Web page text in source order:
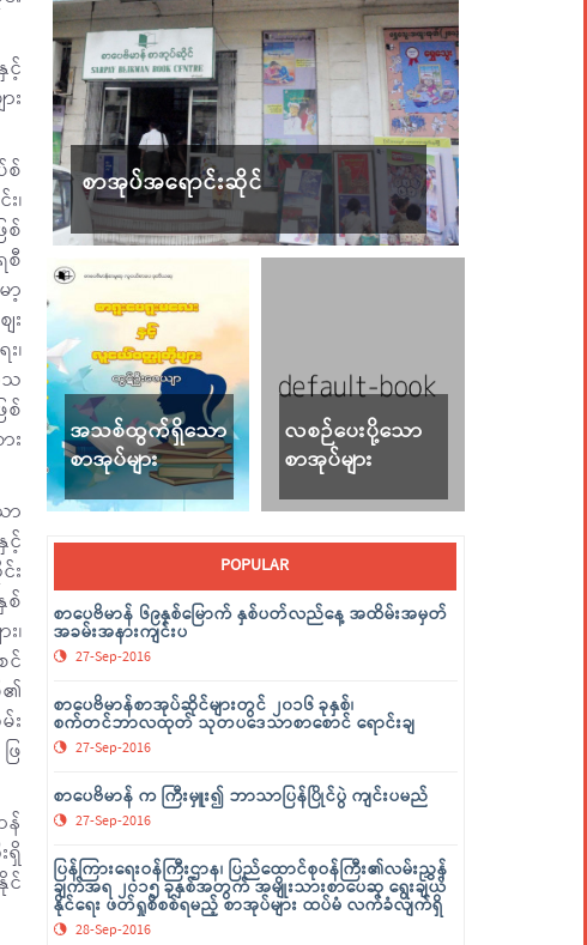
င့်
း
စ်
၊
စ်
စီ
ာ့
း
၊
သ
စ်
း
ာ
င့်
း
စ်
၊
င်
း
ြ
န်
ရှိ
င်
စာအုပ်အရောင်းဆိုင်
အသစ်ထွက်ရှိသော
စာအုပ်များ
လစဉ်ပေးပို့သော
စာအုပ်များ
POPULAR
စာပေဗိမာန် ၆၉နှစ်မြောက် နှစ်ပတ်လည်နေ့ အထိမ်းအမှတ်
အခမ်းအနားကျင်းပ
27-Sep-2016
စာပေဗိမာန်စာအုပ်ဆိုင်များတွင် ၂၀၁၆ ခုနှစ်၊
စက်တင်ဘာလထုတ် သုတပဒေသာစာစောင် ရောင်းချ
27-Sep-2016
စာပေဗိမာန် က ကြီးမှူး၍ ဘာသာပြန်ပြိုင်ပွဲ ကျင်းပမည်
27-Sep-2016
ပြန်ကြားရေးဝန်ကြီးဌာန၊ ပြည်ထောင်စုဝန်ကြီး၏လမ်းညွှန်
ချက်အရ ၂၀၁၅ ခုနှစ်အတွက် အမျိုးသားစာပေဆု ရွေးချယ်
နိုင်ရေး ဖတ်ရှုစိစစ်ရမည့် စာအုပ်များ ထပ်မံ လက်ခံလျက်ရှိ
28-Sep-2016